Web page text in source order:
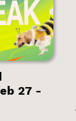
27 -